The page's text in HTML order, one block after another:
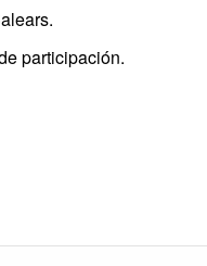
participación.